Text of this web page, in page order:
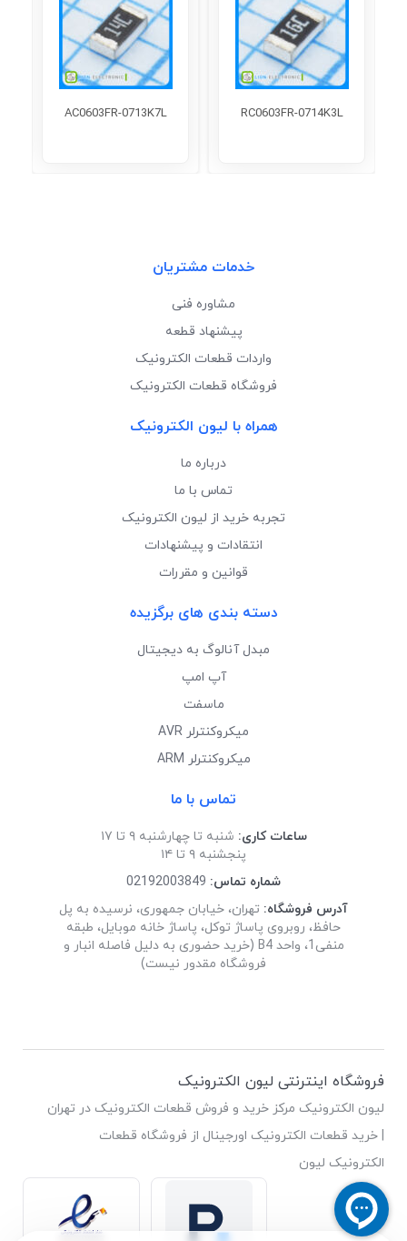
RC0603FR-0714K3L
AC0603FR-0713K7L
خدمات مشتریان
مشاوره فنی
پیشنهاد قطعه
واردات قطعات الکترونیک
فروشگاه قطعات الکترونیک
همراه با لیون الکترونیک
درباره ما
تماس با ما
تجربه خرید از لیون الکترونیک
انتقادات و پیشنهادات
قوانین و مقررات
دسته بندی های برگزیده
مبدل آنالوگ به دیجیتال
آپ امپ
ماسفت
میکروکنترلر AVR
میکروکنترلر ARM
تماس با ما
ساعات کاری: شنبه تا چهارشنبه ۹ تا ۱۷
پنجشنبه ۹ تا ۱۴
شماره تماس: 02192003849
آدرس فروشگاه: تهران، خیابان جمهوری، نرسیده به پل
حافظ، روبروی پاساژ توکل، پاساژ خانه موبایل، طبقه
منفی1، واحد B4 (خرید حضوری به دلیل فاصله انبار و
فروشگاه مقدور نیست)
فروشگاه اینترنتی لیون الکترونیک
لیون الکترونیک مرکز خرید و فروش قطعات الکترونیک در تهران
| خرید قطعات الکترونیک اورجینال از فروشگاه قطعات
الکترونیک لیون